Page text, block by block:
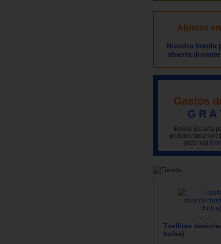
Abierto
Nuestra tienda
abierta
Gastos
G R A
Envíos España
pedidos
(más iva)
Toallitas
bolsa)